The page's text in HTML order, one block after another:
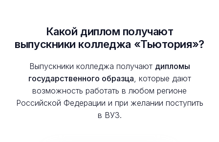
Какой диплом получают
выпускники колледжа «Тьютория»?
Выпускники колледжа получают дипломы
государственного образца, которые дают
возможность работать в любом регионе
Российской Федерации и при желании поступить
в ВУЗ.